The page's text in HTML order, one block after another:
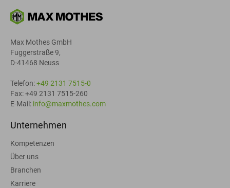
Max Mothes GmbH
Fuggerstraße 9,
D-41468 Neuss
Telefon:+49 2131 7515-0
Fax: +49 2131 7515-260
E-Mail: info@maxmothes.com
Unternehmen
Kompetenzen
Über uns
Branchen
Karriere